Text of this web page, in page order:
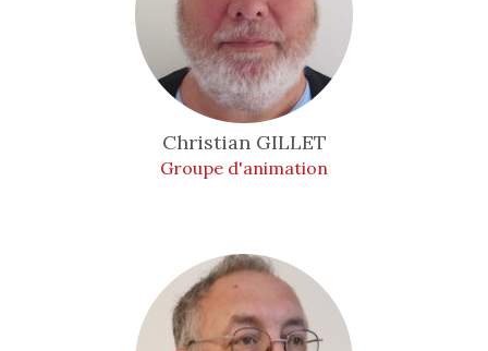
Christian GILLET
Groupe d'animation